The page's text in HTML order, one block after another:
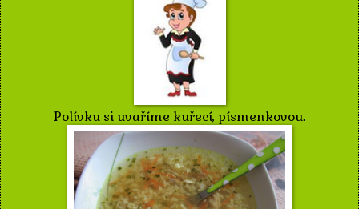
Polívku si uvaříme kuřecí, písmenkovou.